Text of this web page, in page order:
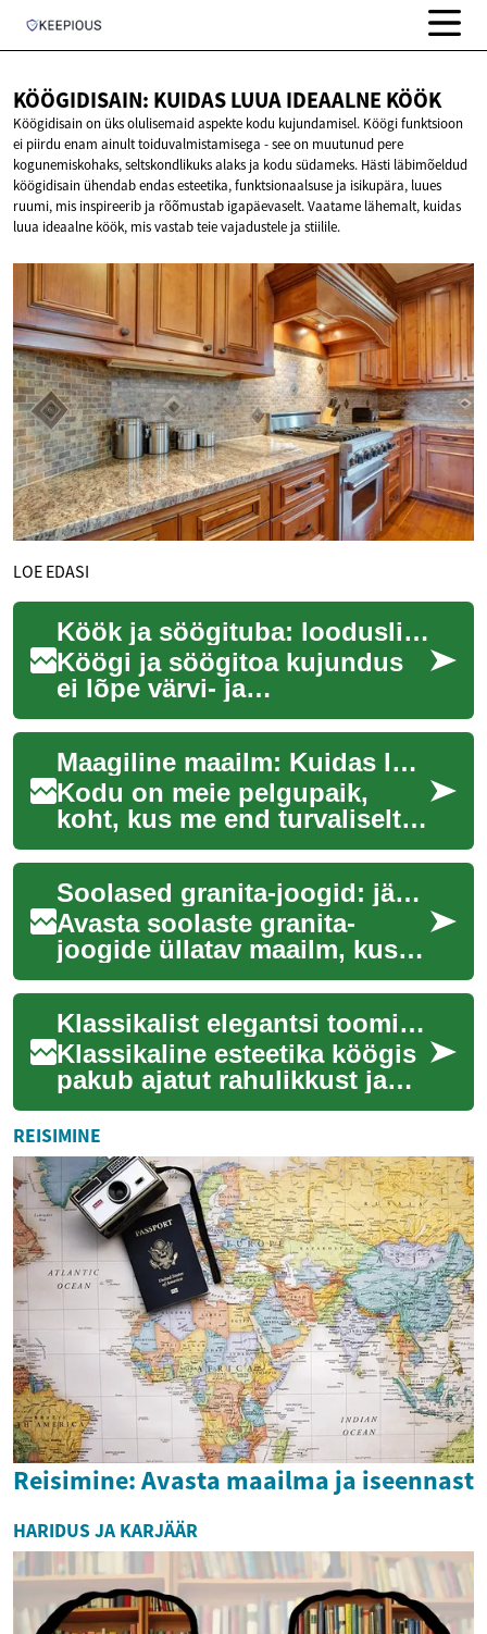
KÖÖGIDISAIN: KUIDAS LUUAIDEAALNE KÖÖK
Köögidisain on üks olulisemaid aspekte kodu kujundamisel. Köögi funktsioon
ei piirdu enam ainult toiduvalmistamisega - see on muutunud pere
kogunemiskohaks, seltskondlikuks alaks ja kodu südameks. Hästi läbimõeldud
köögidisain ühendab endas esteetika, funktsionaalsuse ja isikupära, luues
ruumi, mis inspireerib ja rõõmustab igapäevaselt. Vaatame lähemalt, kuidas
luua ideaalne köök, mis vastab teie vajadustele ja stiilile.
LOE EDASI
Köök ja söögituba: looduslikud tekstuurid ja valgus
Köögi ja söögitoa kujundus
ei lõpe värvi- ja
mööblivalikuga; tekstuur ja
valgus määravad, kuidas
ruumi tajume ja kuid...
Maagiline maailm: Kuidas looduslikud kristallid kodu energiat muudavad
Kodu on meie pelgupaik,
koht, kus me end turvaliselt ja
mugavalt tunneme. Kuid kas
olete kunagi mõelnud, kuidas
muuta...
Soolased granita-joogid: jäämaagia laual
Avasta soolaste granita-
joogide üllatav maailm, kus
jää muudab maitseid ja
tekstuure. See lühike
sissejuhatus kutsub ...
Klassikalist elegantsi toomine kaasaegsesse kööki
Klassikaline esteetika köögis
pakub ajatut rahulikkust ja
tunnetust, mis ei kao kiirete
trendide kaja taha. See ei tä...
REISIMINE
Reisimine: Avasta maailma ja iseennast
HARIDUS JA KARJÄÄR